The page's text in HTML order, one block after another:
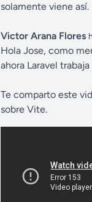
solamente viene así.
Victor Arana Flores
Hola Jose, como
ahora Laravel
Te comparto este
sobre Vite.